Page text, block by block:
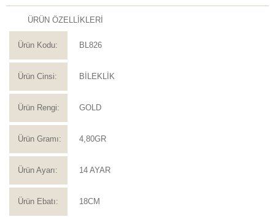
ÜRÜN ÖZELLİKLERİ
Ürün Kodu: BL826
Ürün Cinsi: BİLEKLİK
Ürün Rengi: GOLD
Ürün Gramı: 4,80GR
Ürün Ayarı: 14 AYAR
Ürün Ebatı: 18CM